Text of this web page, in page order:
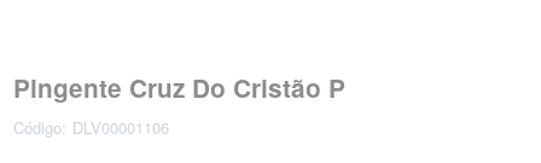
Pingente Cruz Do Cristão P
Código: DLV00001106